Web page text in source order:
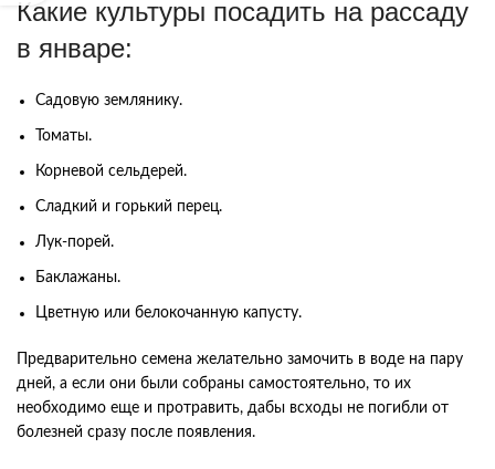
Какие культуры посадить на рассаду
в январе:
Садовую землянику.
Томаты.
Корневой сельдерей.
Сладкий и горький перец.
Лук-порей.
Баклажаны.
Цветную или белокочанную капусту.
Предварительно семена желательно замочить в воде на пару
дней, а если они были собраны самостоятельно, то их
необходимо еще и протравить, дабы всходы не погибли от
болезней сразу после появления.